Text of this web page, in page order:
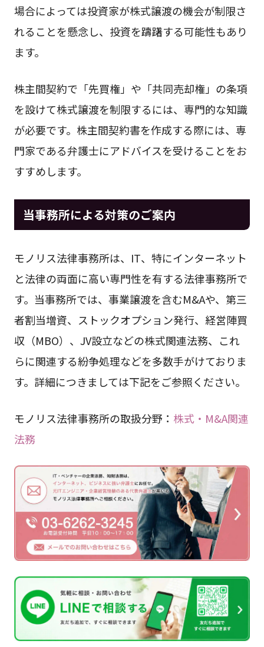
場合によっては投資家が株式譲渡の機会が制限さ
れることを懸念し、投資を躊躇する可能性もあり
ます。
株主間契約で「先買権」や「共同売却権」の条項
を設けて株式譲渡を制限するには、専門的な知識
が必要です。株主間契約書を作成する際には、専
門家である弁護士にアドバイスを受けることをお
すすめします。
当事務所による対策のご案内
モノリス法律事務所は、IT、特にインターネット
と法律の両面に高い専門性を有する法律事務所で
す。当事務所では、事業譲渡を含むM&Aや、第三
者割当増資、ストックオプション発行、経営陣買
収（MBO）、JV設立などの株式関連法務、これ
らに関連する紛争処理などを多数手がけておりま
す。詳細につきましては下記をご参照ください。
モノリス法律事務所の取扱分野： 株式・M&A関連
法務